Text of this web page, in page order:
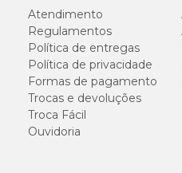
Atendimento
Regulamentos
Política de entregas
Política de privacidade
Formas de pagamento
Trocas e devoluções
Troca Fácil
Ouvidoria